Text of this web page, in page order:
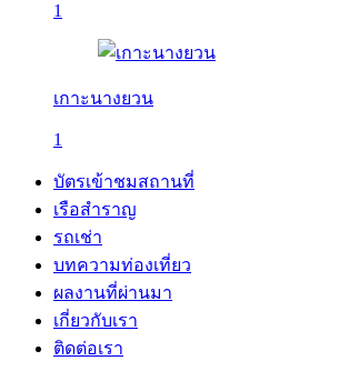
1
เกาะนางยวน
1
บัตรเข้าชมสถานที่
เรือสำราญ
รถเช่า
บทความท่องเที่ยว
ผลงานที่ผ่านมา
เกี่ยวกับเรา
ติดต่อเรา